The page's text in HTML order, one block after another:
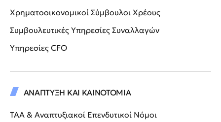
Χρηματοοικονομικοί Σύμβουλοι Χρέους
Συμβουλευτικές Υπηρεσίες Συναλλαγών
Υπηρεσίες CFO
ΑΝΑΠΤΥΞΗ ΚΑΙ ΚΑΙΝΟΤΟΜΙΑ
ΤΑΑ & Αναπτυξιακοί Επενδυτικοί Νόμοι